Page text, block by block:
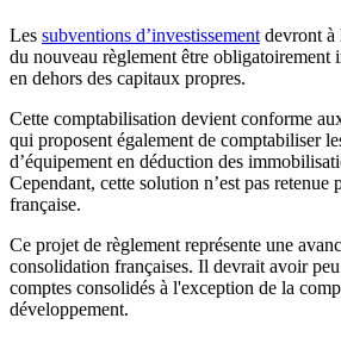
Les subventions d’investissement devront à
du nouveau règlement être obligatoirement
en dehors des capitaux propres.
Cette comptabilisation devient conforme
qui proposent également de comptabiliser
d’équipement en déduction des
Cependant, cette solution n’est pas retenue
française.
Ce projet de règlement représente une
consolidation françaises. Il devrait avoir
comptes consolidés à l'exception de la
développement.